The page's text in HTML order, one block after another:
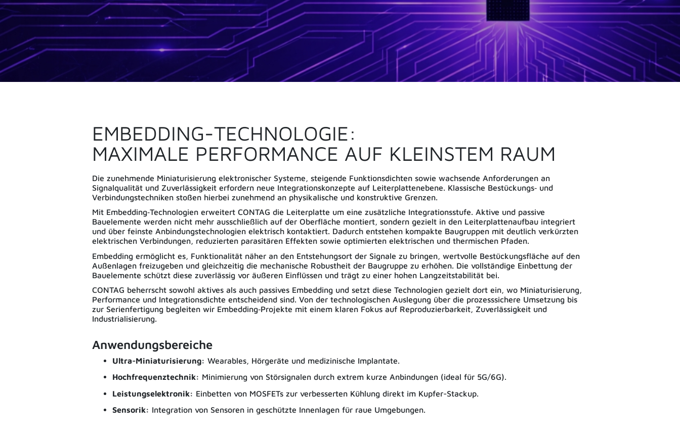
EMBEDDING-TECHNOLOGIE:
MAXIMALE PERFORMANCE AUF KLEINSTEM RAUM
Die zunehmende Miniaturisierung elektronischer Systeme, steigende Funktionsdichten sowie wachsende Anforderungen an
Signalqualität und Zuverlässigkeit erfordern neue Integrationskonzepte auf Leiterplattenebene. Klassische Bestückungs‑ und
Verbindungstechniken stoßen hierbei zunehmend an physikalische und konstruktive Grenzen.
Mit Embedding‑Technologien erweitert CONTAG die Leiterplatte um eine zusätzliche Integrationsstufe. Aktive und passive
Bauelemente werden nicht mehr ausschließlich auf der Oberfläche montiert, sondern gezielt in den Leiterplattenaufbau integriert
und über feinste Anbindungstechnologien elektrisch kontaktiert. Dadurch entstehen kompakte Baugruppen mit deutlich verkürzten
elektrischen Verbindungen, reduzierten parasitären Effekten sowie optimierten elektrischen und thermischen Pfaden.
Embedding ermöglicht es, Funktionalität näher an den Entstehungsort der Signale zu bringen, wertvolle Bestückungsfläche auf den
Außenlagen freizugeben und gleichzeitig die mechanische Robustheit der Baugruppe zu erhöhen. Die vollständige Einbettung der
Bauelemente schützt diese zuverlässig vor äußeren Einflüssen und trägt zu einer hohen Langzeitstabilität bei.
CONTAG beherrscht sowohl aktives als auch passives Embedding und setzt diese Technologien gezielt dort ein, wo Miniaturisierung,
Performance und Integrationsdichte entscheidend sind. Von der technologischen Auslegung über die prozesssichere Umsetzung bis
zur Serienfertigung begleiten wir Embedding‑Projekte mit einem klaren Fokus auf Reproduzierbarkeit, Zuverlässigkeit und
Industrialisierung.
Anwendungsbereiche
Ultra-Miniaturisierung: Wearables, Hörgeräte und medizinische Implantate.
Hochfrequenztechnik: Minimierung von Störsignalen durch extrem kurze Anbindungen (ideal für 5G/6G).
Leistungselektronik: Einbetten von MOSFETs zur verbesserten Kühlung direkt im Kupfer-Stackup.
Sensorik: Integration von Sensoren in geschützte Innenlagen für raue Umgebungen.